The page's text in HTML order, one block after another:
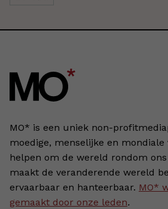
MO* is een uniek non-
moedige, menselijke en
helpen om de wereld rondom
maakt de veranderende wereld
ervaarbaar en hanteerbaar. MO*
gemaakt door onze leden.